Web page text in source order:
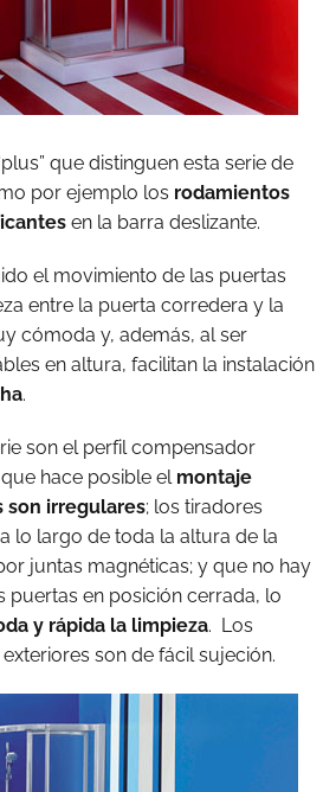
que distinguen esta serie de
por ejemplo los rodamientos
en la barra deslizante.
el movimiento de las puertas
entre la puerta corredera y la
cómoda y, además, al ser
en altura, facilitan la instalación
.
son el perfil compensador
hace posible el montaje
son irregulares; los tiradores
lo largo de toda la altura de la
juntas magnéticas; y que no hay
puertas en posición cerrada, lo
y rápida la limpieza. Los
son de fácil sujeción.